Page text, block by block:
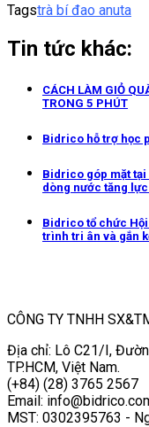
Tagstrà bí đao anuta
Tin tức khác:
CÁCH LÀM GIỎ
TRONG 5 PHÚT
Bidrico hỗ trợ học
Bidrico góp mặt tại
dòng nước tăng
Bidrico tổ chức
trình tri ân và gắn
CÔNG TY TNHH
Địa chỉ: Lô C21/I,
TP.HCM, Việt Nam.
(+84) (28) 3765 2567
Email:
MST: 0302395763 -